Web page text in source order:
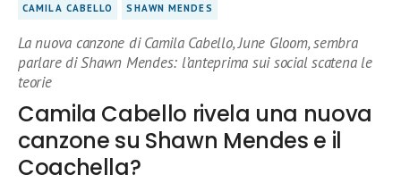
CAMILA CABELLO SHAWN MENDES
La nuova canzone di Camila Cabello, June Gloom, sembra
parlare di Shawn Mendes: l’anteprima sui social scatena le
teorie
Camila Cabello rivela una nuova
canzone su Shawn Mendes e il
Coachella?